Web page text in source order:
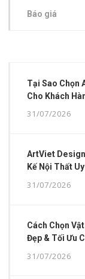
Báo giá
Tại Sao Chọn
Cho Khách
31/07/2026
ArtViet
Kế Nội Thất
31/07/2026
Cách Chọn
Đẹp & Tối Ưu
31/07/2026